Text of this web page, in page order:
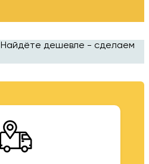
Найдёте дешевле - сделаем